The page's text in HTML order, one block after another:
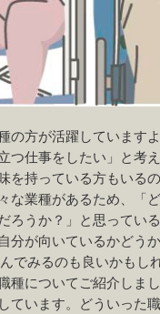
の方が活躍しています
つ仕事をしたい」と考
を持っている方もいる
な業種があるため、「
ろうか？」と思ってい
分が向いているかどう
でみるのも良いかもし
種についてご紹介しま
ています。どういった